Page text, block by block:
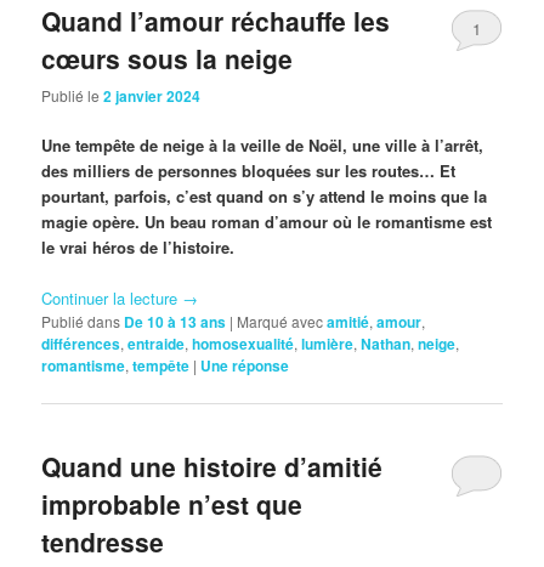
Quand l’amour réchauffe les
cœurs sous la neige
Publié le2 janvier 2024
1
Une tempête de neige à la veille de Noël, une ville à l’arrêt,
des milliers de personnes bloquées sur les routes… Et
pourtant, parfois, c’est quand on s’y attend le moins que la
magie opère. Un beau roman d’amour où le romantisme est
le vrai héros de l’histoire.
Continuer la lecture →
Publié dans De 10 à 13 ans | Marqué avecamitié,amour,
différences,entraide,homosexualité,lumière,Nathan,neige,
romantisme,tempête | Uneréponse
Quand une histoire d’amitié
improbable n’est que
tendresse